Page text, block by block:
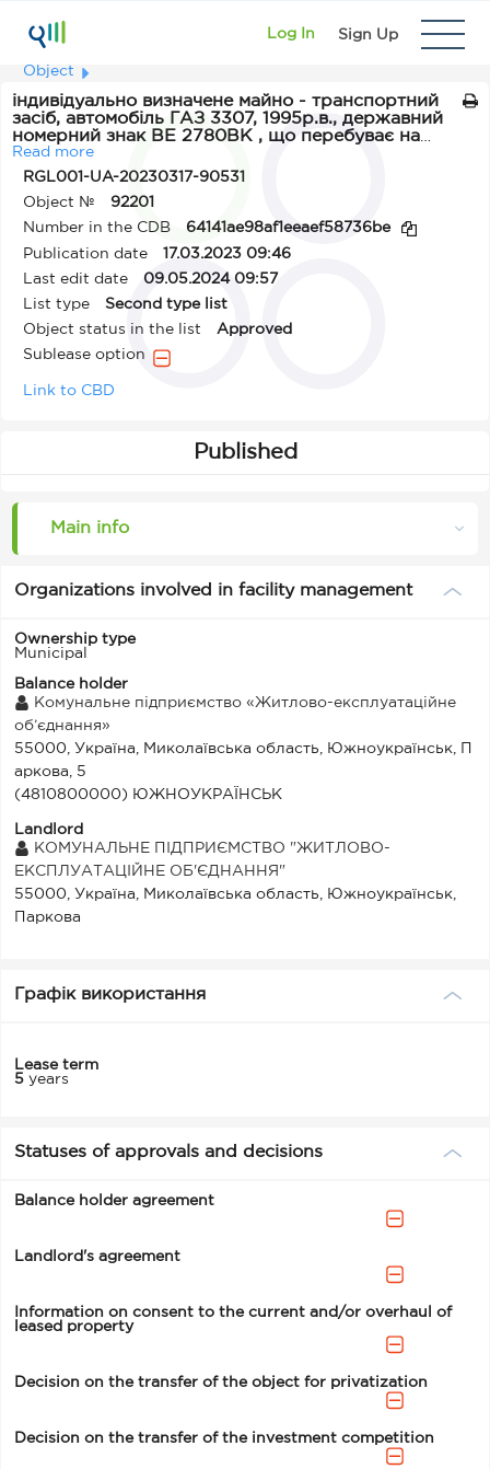
Log In Sign Up
Object
індивідуально визначене майно - транспортний
засіб, автомобіль ГАЗ 3307, 1995р.в., державний
номерний знак ВЕ 2780ВК , що перебуває на
балансі комунального підприємства Житлово-
експлуатаційне об’єднання.
Read more
RGL001-UA-20230317-90531
Object №
92201
Number in the CDB
64141ae98af1eeaef58736be
Publication date
17.03.2023 09:46
Last edit date
09.05.2024 09:57
List type
Second type list
Object status in the list
Approved
Sublease option
Link to CBD
Published
Main info
Organizations involved in facility management
Ownership type
Municipal
Balance holder
Комунальне підприємство «Житлово-експлуатаційне
об’єднання»
55000, Україна, Миколаївська область, Южноукраїнськ, П
аркова, 5
(4810800000) ЮЖНОУКРАЇНСЬК
Landlord
КОМУНАЛЬНЕ ПІДПРИЄМСТВО "ЖИТЛОВО-
ЕКСПЛУАТАЦІЙНЕ ОБ'ЄДНАННЯ"
55000, Україна, Миколаївська область, Южноукраїнськ,
Паркова
Графік використання
Lease term
5 years
Statuses of approvals and decisions
Balance holder agreement
Landlord's agreement
Information on consent to the current and/or overhaul of
leased property
Decision on the transfer of the object for privatization
Decision on the transfer of the investment competition